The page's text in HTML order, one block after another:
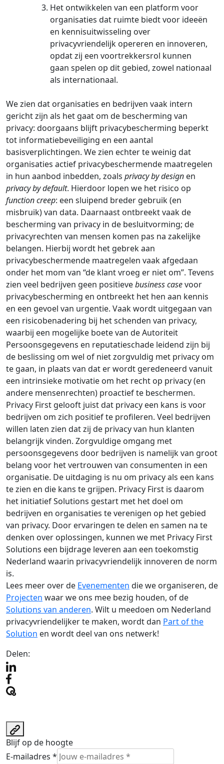
Het ontwikkelen van een platform voor
organisaties dat ruimte biedt voor ideeën
en kennisuitwisseling over
privacyvriendelijk opereren en innoveren,
opdat zij een voortrekkersrol kunnen
gaan spelen op dit gebied, zowel nationaal
als internationaal.
We zien dat organisaties en bedrijven vaak intern
gericht zijn als het gaat om de bescherming van
privacy: doorgaans blijft privacybescherming beperkt
tot informatiebeveiliging en een aantal
basisverplichtingen. We zien echter te weinig dat
organisaties actief privacybeschermende maatregelen
in hun aanbod inbedden, zoals privacy by design en
privacy by default. Hierdoor lopen we het risico op
function creep: een sluipend breder gebruik (en
misbruik) van data. Daarnaast ontbreekt vaak de
bescherming van privacy in de besluitvorming; de
privacyrechten van mensen komen pas na zakelijke
belangen. Hierbij wordt het gebrek aan
privacybeschermende maatregelen vaak afgedaan
onder het mom van “de klant vroeg er niet om”. Tevens
zien veel bedrijven geen positievebusiness casevoor
privacybescherming en ontbreekt het hen aan kennis
en een gevoel van urgentie. Vaak wordt uitgegaan van
een risicobenadering bij het schenden van privacy,
waarbij een mogelijke boete van de Autoriteit
Persoonsgegevens en reputatieschade leidend zijn bij
de beslissing om wel of niet zorgvuldig met privacy om
te gaan, in plaats van dat er wordt geredeneerd vanuit
een intrinsieke motivatie om het recht op privacy (en
andere mensenrechten) proactief te beschermen.
Privacy First gelooft juist dat privacy een kans is voor
bedrijven om zich positief te profileren. Veel bedrijven
willen laten zien dat zij de privacy van hun klanten
belangrijk vinden. Zorgvuldige omgang met
persoonsgegevens door bedrijven is namelijk van groot
belang voor het vertrouwen van consumenten in een
organisatie. De uitdaging is nu om privacy als een kans
te zien en die kans te grijpen. Privacy First is daarom
het initiatief Solutions gestart met het doel om
bedrijven en organisaties te verenigen op het gebied
van privacy. Door ervaringen te delen en samen na te
denken over oplossingen, kunnen we met Privacy First
Solutions een bijdrage leveren aan een toekomstig
Nederland waarin privacyvriendelijk innoveren de norm
is.
Lees meer over de Evenementen die we organiseren, de
Projecten waar we ons mee bezig houden, of de
Solutions van anderen. Wilt u meedoen om Nederland
privacyvriendelijker te maken, wordt dan Part of the
Solution en wordt deel van ons netwerk!
Delen:
Blijf op de hoogte
E-mailadres *